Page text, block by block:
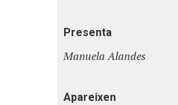
Presenta
Manuela Alandes
Apareixen